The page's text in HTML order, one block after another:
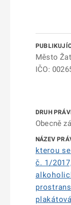
Město
IČO:
Obecně
kterou
č. 1/